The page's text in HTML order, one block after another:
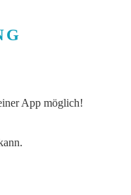
App möglich!